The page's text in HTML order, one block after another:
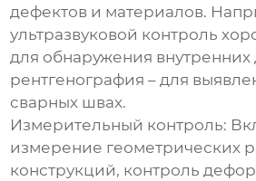
дефектов и материалов.
ультразвуковой контроль
для обнаружения внутренних
рентгенография – для
сварных швах.
Измерительный контроль:
измерение геометрических
конструкций, контроль